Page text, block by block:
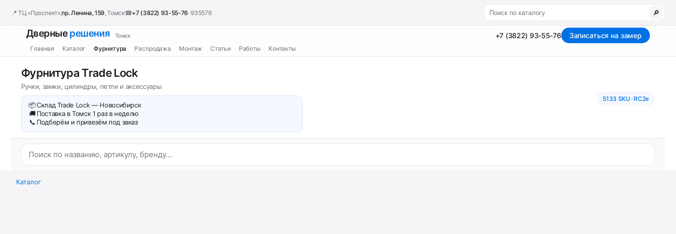
📍 ТЦ «Проспект»,пр. Ленина, 159 , Томск☎+7 (3822) 93-55-76· 935576 🔎
Дверныерешения Томск
Главная Каталог Фурнитура Распродажа Монтаж Статьи Работы Контакты
+7 (3822) 93-55-76 Записаться на замер
Фурнитура Trade Lock
Ручки, замки, цилиндры, петли и аксессуары
📦Склад Trade Lock — Новосибирск
🚚 Поставка в Томск 1 раз в неделю
📞 Подберём и привезём под заказ
5133 SKU · RC2e
Каталог